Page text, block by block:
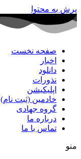
پرش به محتوا
صفحه نخست
اخبار
دانلود
نذورات
اپلیکیشن
خادمین (ثبت نام)
گروه جهادی
درباره ما
تماس با ما
منو